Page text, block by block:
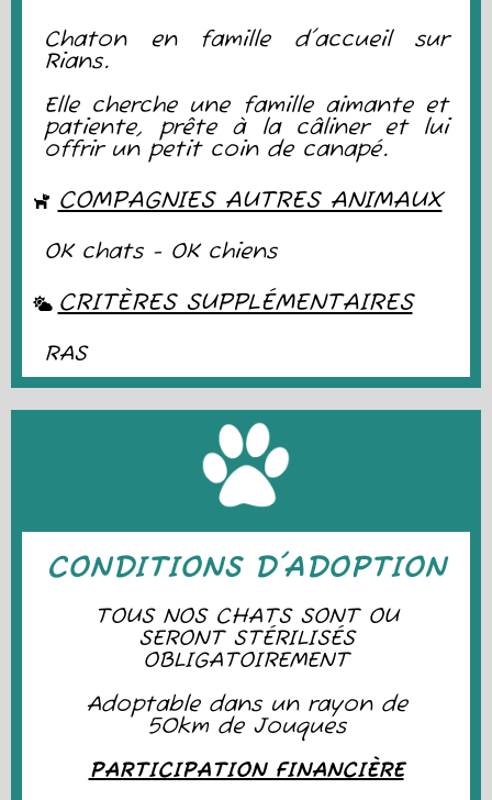
Chaton en famille d'accueil sur
Rians.
Elle cherche une famille aimante et
patiente, prête à la câliner et lui
offrir un petit coin de canapé.
COMPAGNIES AUTRES ANIMAUX
OK chats - OK chiens
CRITÈRES SUPPLÉMENTAIRES
RAS
CONDITIONS D'ADOPTION
TOUS NOS CHATS SONT OU
SERONT STÉRILISÉS
OBLIGATOIREMENT
Adoptable dans un rayon de
50km de Jouques
PARTICIPATION FINANCIÈRE